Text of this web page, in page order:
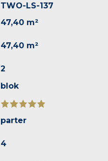
TWO-LS-137
47,40 m²
47,40 m²
2
blok
parter
4